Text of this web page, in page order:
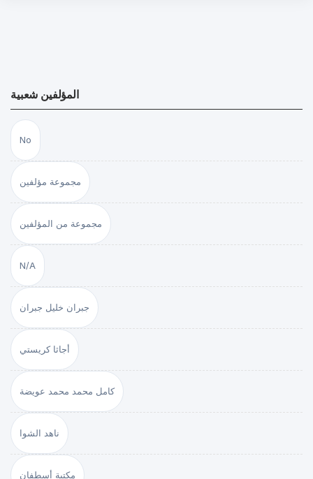
المؤلفين شعبية
No
مجموعة مؤلفين
مجموعة من المؤلفين
N/A
جبران خليل جبران
أجاثا كريستي
كامل محمد محمد عويضة
ناهد الشوا
مكتبة أسطفان